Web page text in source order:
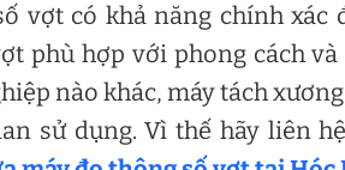
vợt có khả năng chính
phù hợp với phong cách
nào khác, máy tách
sử dụng. Vì thế hãy liên